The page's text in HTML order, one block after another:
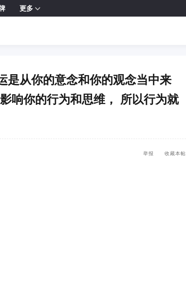
更多 
是从你的意念和你的观念当中来
响你的行为和思维， 所以行为就
举报 收藏本帖